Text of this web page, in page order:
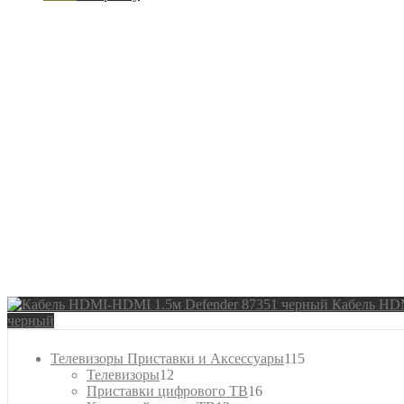
Кабель
черный
Телевизоры Приставки и Аксессуары115115
Телевизоры12
товаров
Приставки цифрового ТВ1616